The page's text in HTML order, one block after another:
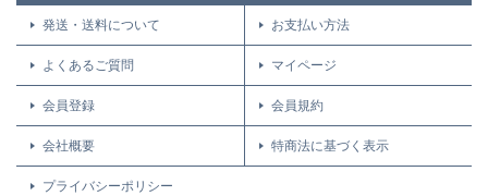
発送・送料について お支払い方法
よくあるご質問 マイページ
会員登録 会員規約
会社概要 特商法に基づく表示
プライバシーポリシー